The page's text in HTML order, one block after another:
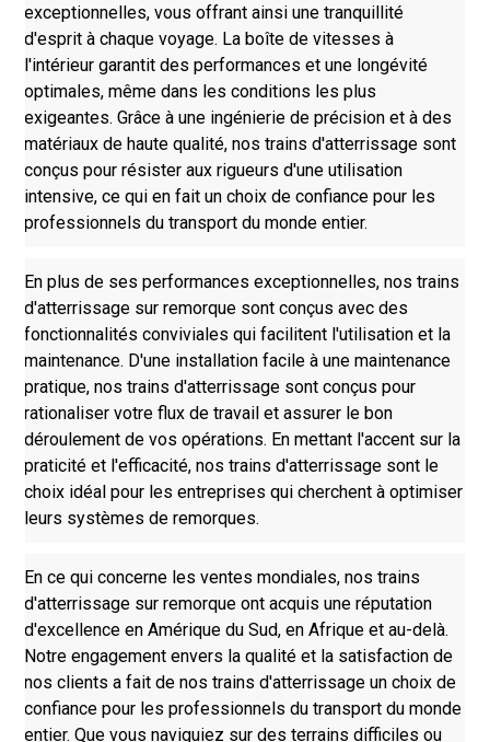
exceptionnelles, vous offrant ainsi une tranquillité
d'esprit à chaque voyage. La boîte de vitesses à
l'intérieur garantit des performances et une longévité
optimales, même dans les conditions les plus
exigeantes. Grâce à une ingénierie de précision et à des
matériaux de haute qualité, nos trains d'atterrissage sont
conçus pour résister aux rigueurs d'une utilisation
intensive, ce qui en fait un choix de confiance pour les
professionnels du transport du monde entier.
En plus de ses performances exceptionnelles, nos trains
d'atterrissage sur remorque sont conçus avec des
fonctionnalités conviviales qui facilitent l'utilisation et la
maintenance. D'une installation facile à une maintenance
pratique, nos trains d'atterrissage sont conçus pour
rationaliser votre flux de travail et assurer le bon
déroulement de vos opérations. En mettant l'accent sur la
praticité et l'efficacité, nos trains d'atterrissage sont le
choix idéal pour les entreprises qui cherchent à optimiser
leurs systèmes de remorques.
En ce qui concerne les ventes mondiales, nos trains
d'atterrissage sur remorque ont acquis une réputation
d'excellence en Amérique du Sud, en Afrique et au-delà.
Notre engagement envers la qualité et la satisfaction de
nos clients a fait de nos trains d'atterrissage un choix de
confiance pour les professionnels du transport du monde
entier. Que vous naviguiez sur des terrains difficiles ou